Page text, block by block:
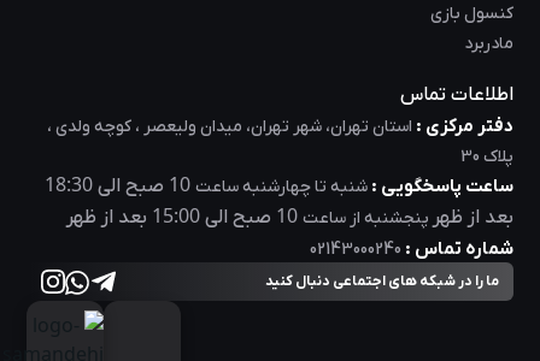
کنسول بازی
مادربرد
اطلاعات تماس
دفتر مرکزی : استان تهران، شهر تهران، میدان ولیعصر ، کوچه ولدی ،
پلاک 30
ساعت پاسخگویی : شنبه تا چهارشنبه ساعت 10 صبح الی18:30
بعد از ظهر پنجشنبه از ساعت 10 صبح الی15:00 بعد از ظهر
شماره تماس : 02143000240
ما را در شبکه های اجتماعی دنبال کنید